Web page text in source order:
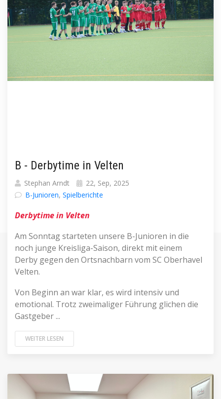
B - Derbytime in Velten
Stephan Arndt
22, Sep, 2025
B-Junioren, Spielberichte
Derbytime in Velten
Am Sonntag starteten unsere B-Junioren in die
noch junge Kreisliga-Saison, direkt mit einem
Derby gegen den Ortsnachbarn vom SC Oberhavel
Velten.
Von Beginn an war klar, es wird intensiv und
emotional. Trotz zweimaliger Führung glichen die
Gastgeber ...
WEITER LESEN